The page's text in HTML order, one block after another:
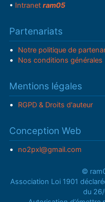
• Intranetram05
Partenariats
Notre politique de
Nos conditions générales
Mentions légales
RGPD & Droits d'auteur
Conception Web
no2pxl@gmail.com
©
Association Loi 1901
du